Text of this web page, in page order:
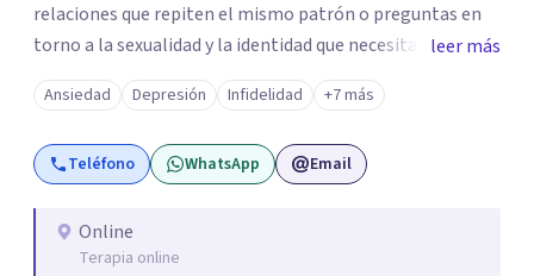
relaciones que repiten el mismo patrón o preguntas en
torno a la sexualidad y la identidad que necesitan un
espacio seguro para ser habladas. Mi orientación teórica
integra una mirada Humanista-Relacional con Terapia
Breve, donde el modo en que te vinculas ocupa un lugar
central: cómo te relacionas contigo, con las demás
psicoterapia, cuento con especialización en sexoterapia,
por lo que también acompaño temas de salud sexual,
leer más
Ansiedad Depresión Infidelidad +7 más
Teléfono WhatsApp Email
Online
Terapia online